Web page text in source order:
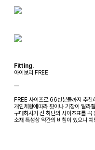
Fitting.
아이보리 FREE
ㅡ
FREE 사이즈로 66반분들까지 추천
개인체형에따라 핏이나 기장이 달라
구매하시기 전 하단의 사이즈표를 꼭
소재 특성상 약간의 비침이 있으니